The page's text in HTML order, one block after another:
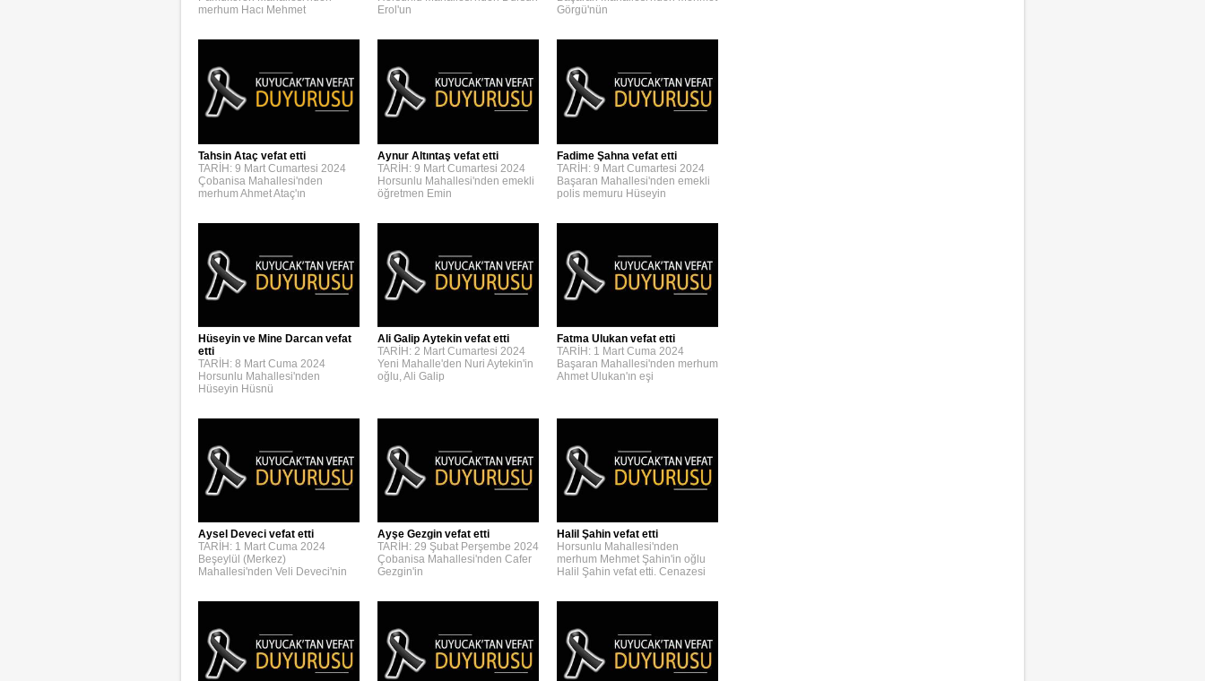
merhum Hacı Mehmet
Erol'un
Görgü'nün
Tahsin Ataç vefat etti
TARİH: 9 Mart Cumartesi 2024
Çobanisa Mahallesi'nden
merhum Ahmet Ataç'ın
Aynur Altıntaş vefat etti
TARİH: 9 Mart Cumartesi 2024
Horsunlu Mahallesi'nden emekli
öğretmen Emin
Fadime Şahna vefat etti
TARİH: 9 Mart Cumartesi 2024
Başaran Mahallesi'nden emekli
polis memuru Hüseyin
Hüseyin ve Mine Darcan vefat
etti
TARİH: 8 Mart Cuma 2024
Horsunlu Mahallesi'nden
Hüseyin Hüsnü
Ali Galip Aytekin vefat etti
TARİH: 2 Mart Cumartesi 2024
Yeni Mahalle'den Nuri Aytekin'in
oğlu, Ali Galip
Fatma Ulukan vefat etti
TARİH: 1 Mart Cuma 2024
Başaran Mahallesi'nden merhum
Ahmet Ulukan'ın eşi
Aysel Deveci vefat etti
TARİH: 1 Mart Cuma 2024
Beşeylül (Merkez)
Mahallesi'nden Veli Deveci'nin
Ayşe Gezgin vefat etti
TARİH: 29 Şubat Perşembe 2024
Çobanisa Mahallesi'nden Cafer
Gezgin'in
Halil Şahin vefat etti
Horsunlu Mahallesi'nden
merhum Mehmet Şahin'in oğlu
Halil Şahin vefat etti. Cenazesi